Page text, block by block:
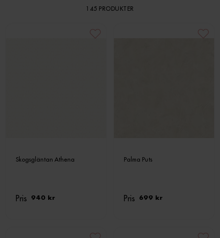
145 PRODUKTER
Skogsgläntan Athena
Pris 940 kr
Palma Puts
Pris 699 kr